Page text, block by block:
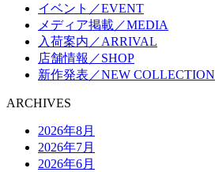
イベント／EVENT
メディア掲載／MEDIA
入荷案内／ARRIVAL
店舗情報／SHOP
新作発表／NEW COLLECTION
ARCHIVES
2026年8月
2026年7月
2026年6月